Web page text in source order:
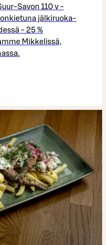
Savon 110 v -
jälkiruoka-
- 25 %
Mikkelissä,